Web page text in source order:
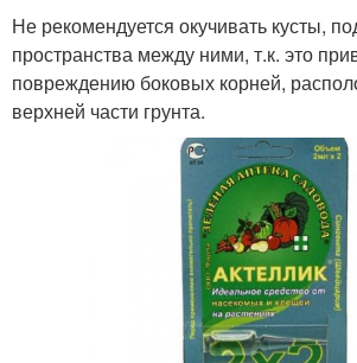
Не рекомендуется окучивать кусты,
пространства между ними, т.к. это
повреждению боковых корней,
верхней части грунта.